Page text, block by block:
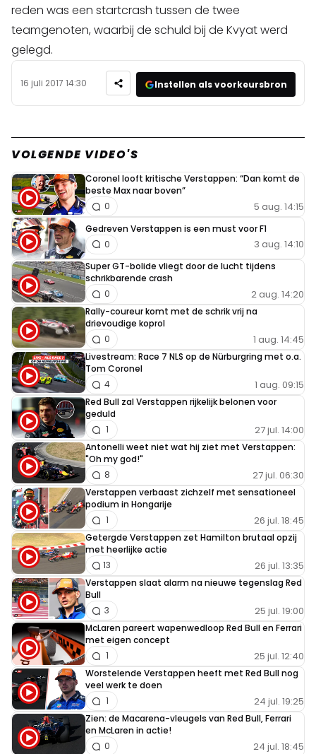
reden was een startcrash tussen de twee
teamgenoten, waarbij de schuld bij de Kvyat werd
gelegd.
16 juli 2017 14:30 Instellen als voorkeursbron
VOLGENDE VIDEO'S
Coronel looft kritische Verstappen: “Dan komt de
beste Max naar boven”
5 aug. 14:15
0
Gedreven Verstappen is een must voor F1
3 aug. 14:10
0
Super GT-bolide vliegt door de lucht tijdens
schrikbarende crash
2 aug. 14:20
0
Rally-coureur komt met de schrik vrij na
drievoudige koprol
1 aug. 14:45
0
Livestream: Race 7 NLS op de Nürburgring met o.a.
Tom Coronel
1 aug. 09:15
4
Red Bull zal Verstappen rijkelijk belonen voor
geduld
27 jul. 14:00
1
Antonelli weet niet wat hij ziet met Verstappen:
"Oh my god!"
27 jul. 06:30
8
Verstappen verbaast zichzelf met sensationeel
podium in Hongarije
26 jul. 18:45
1
Getergde Verstappen zet Hamilton brutaal opzij
met heerlijke actie
26 jul. 13:35
13
Verstappen slaat alarm na nieuwe tegenslag Red
Bull
25 jul. 19:00
3
McLaren pareert wapenwedloop Red Bull en Ferrari
met eigen concept
25 jul. 12:40
1
Worstelende Verstappen heeft met Red Bull nog
veel werk te doen
24 jul. 19:25
1
Zien: de Macarena-vleugels van Red Bull, Ferrari
en McLaren in actie!
24 jul. 18:45
0